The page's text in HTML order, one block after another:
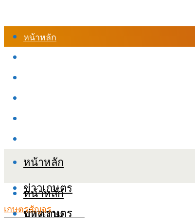
หน้าหลัก
หน้าหลัก
ข่าวเกษตร
บทความ
หน้าหลัก
ข่าวเกษตร
เกษตรสัญจร